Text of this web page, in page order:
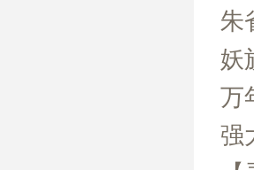
朱
妖
万
强